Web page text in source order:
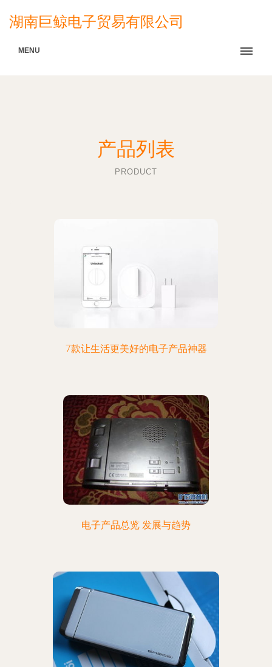
湖南巨鲸电子贸易有限公司
MENU
产品列表
PRODUCT
7款让生活更美好的电子产品神器
电子产品总览 发展与趋势